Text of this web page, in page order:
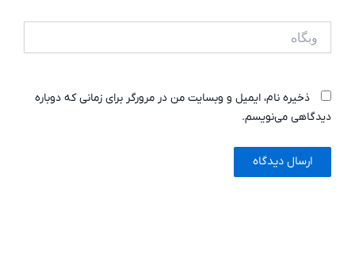
ذخیره نام، ایمیل و وبسایت من در مرورگر برای زمانی که دوباره
دیدگاهی می‌نویسم.